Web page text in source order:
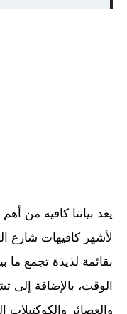
يعد بيانتا كافيه من
لأشهر كافيهات شارع
بقائمة لذيذة تجمع
الوقت، بالإضافة إلى
والعصائر والكوكتيلات